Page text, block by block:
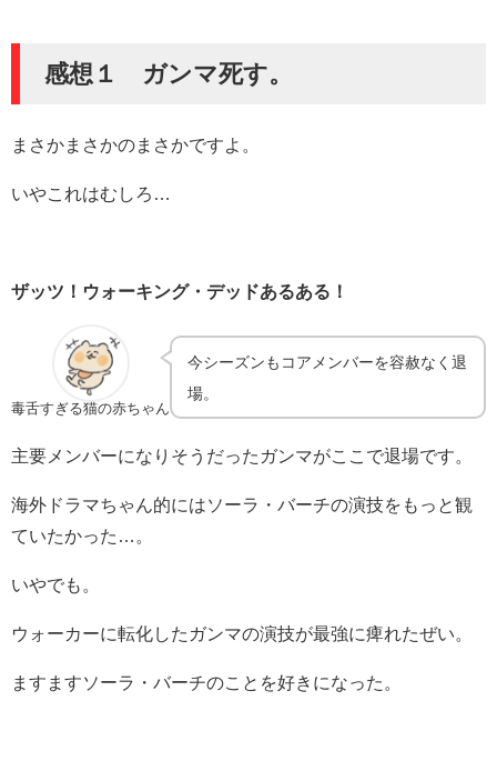
感想１ ガンマ死す。
まさかまさかのまさかですよ。
いやこれはむしろ…
ザッツ！ウォーキング・デッドあるある！
毒舌すぎる猫の赤ちゃん
今シーズンもコアメンバーを容赦なく退
場。
主要メンバーになりそうだったガンマがここで退場です。
海外ドラマちゃん的にはソーラ・バーチの演技をもっと観
ていたかった…。
いやでも。
ウォーカーに転化したガンマの演技が最強に痺れたぜい。
ますますソーラ・バーチのことを好きになった。